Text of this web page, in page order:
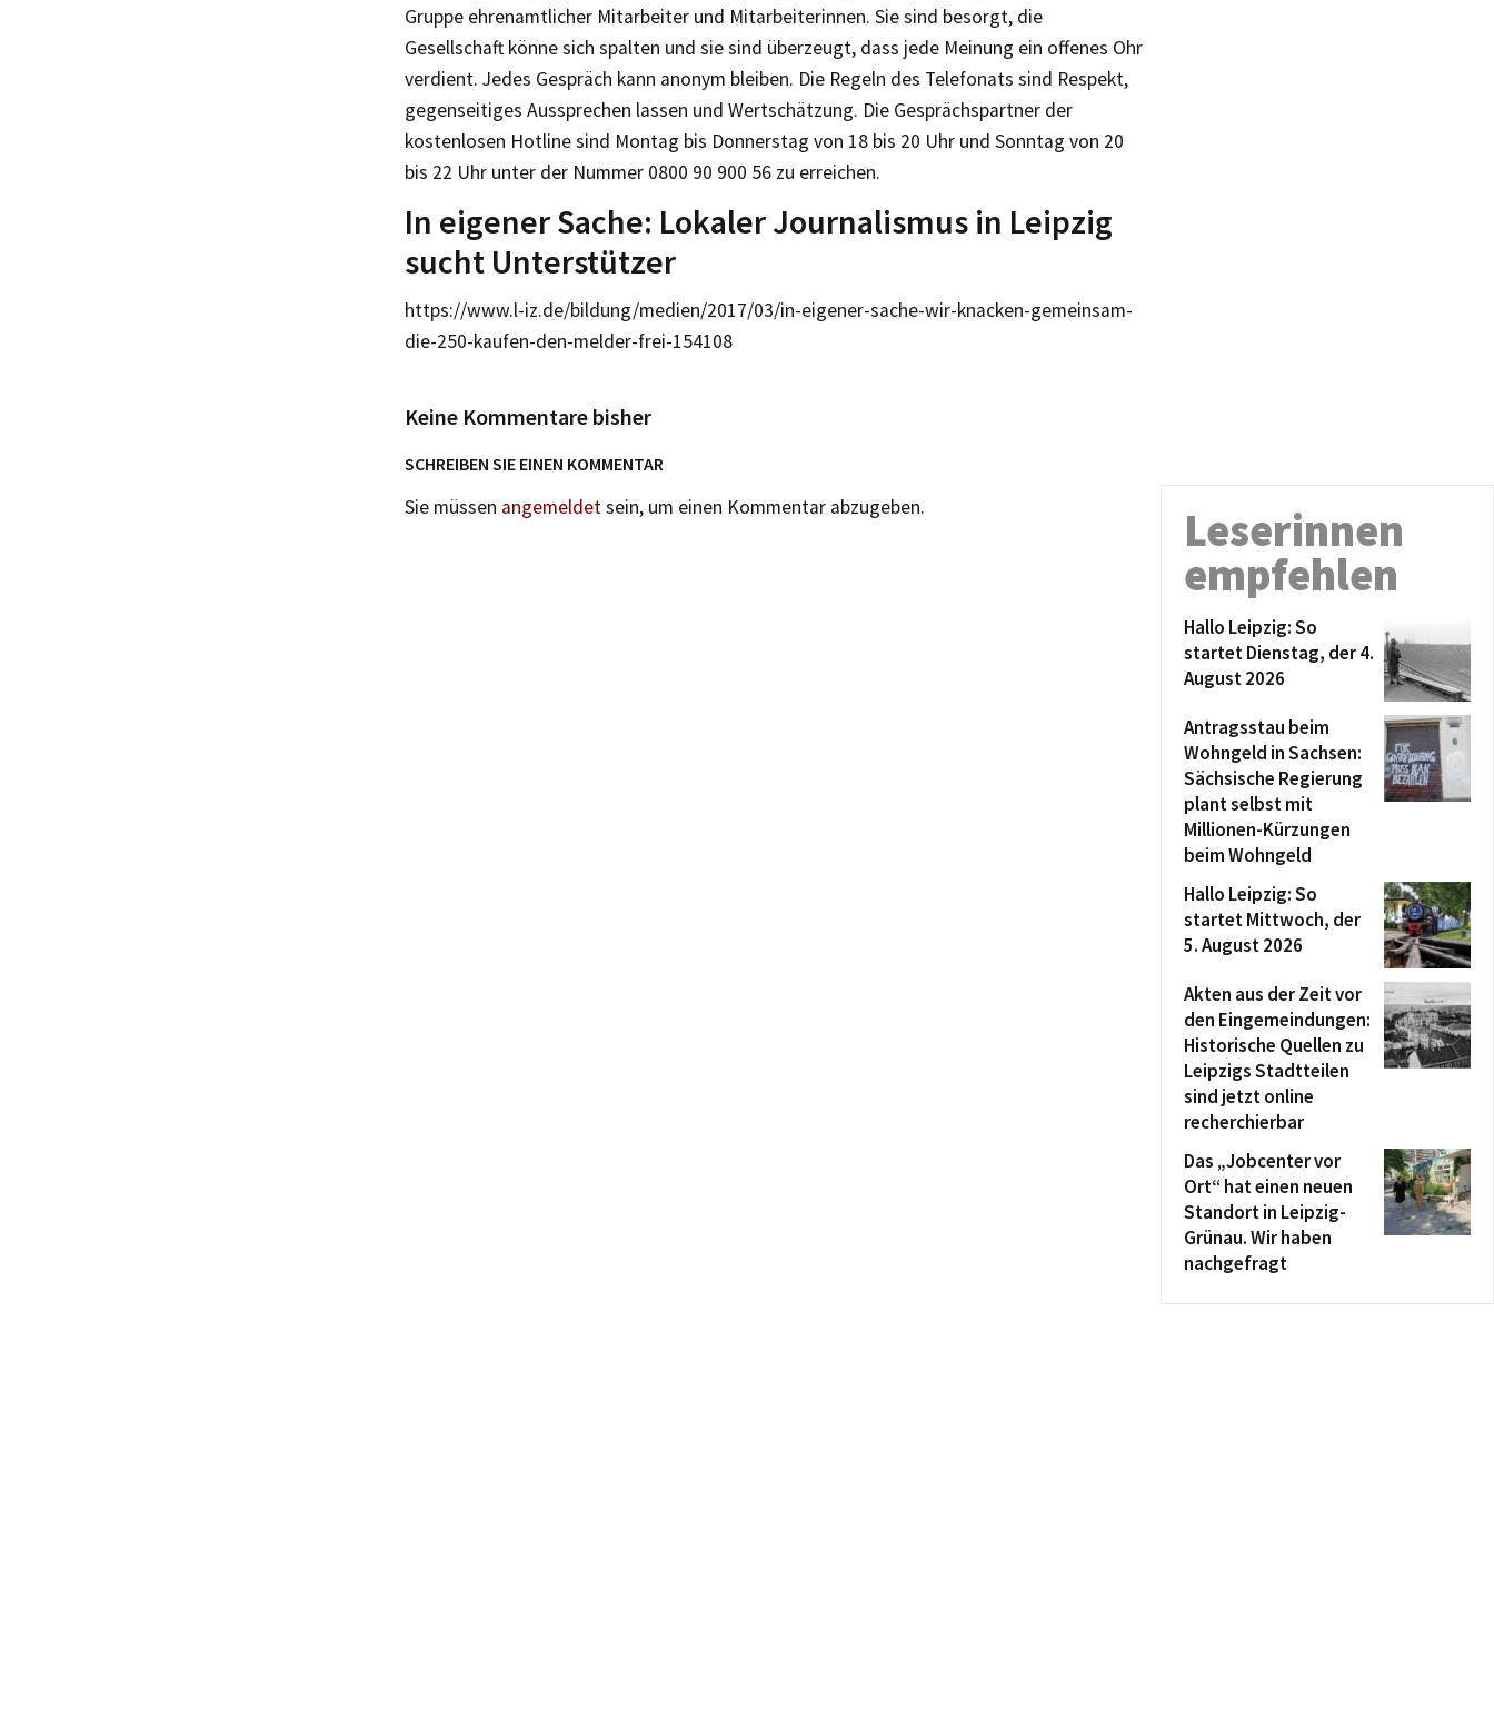
Gruppe ehrenamtlicher Mitarbeiter und Mitarbeiterinnen. Sie sind besorgt, die
Gesellschaft könne sich spalten und sie sind überzeugt, dass jede Meinung ein offenes Ohr
verdient. Jedes Gespräch kann anonym bleiben. Die Regeln des Telefonats sind Respekt,
gegenseitiges Aussprechen lassen und Wertschätzung. Die Gesprächspartner der
kostenlosen Hotline sind Montag bis Donnerstag von 18 bis 20 Uhr und Sonntag von 20
bis 22 Uhr unter der Nummer 0800 90 900 56 zu erreichen.
In eigener Sache: Lokaler Journalismus in Leipzig
sucht Unterstützer
https://www.l-iz.de/bildung/medien/2017/03/in-eigener-sache-wir-knacken-gemeinsam-
die-250-kaufen-den-melder-frei-154108
Keine Kommentare bisher
SCHREIBEN SIE EINEN KOMMENTAR
Sie müssen angemeldetsein, um einen Kommentar abzugeben.
Leserinnen
empfehlen
Hallo Leipzig: So
startet Dienstag, der 4.
August 2026
Antragsstau beim
Wohngeld in Sachsen:
Sächsische Regierung
plant selbst mit
Millionen-Kürzungen
beim Wohngeld
Hallo Leipzig: So
startet Mittwoch, der
5. August 2026
Akten aus der Zeit vor
den Eingemeindungen:
Historische Quellen zu
Leipzigs Stadtteilen
sind jetzt online
recherchierbar
Das „Jobcenter vor
Ort“ hat einen neuen
Standort in Leipzig-
Grünau. Wir haben
nachgefragt